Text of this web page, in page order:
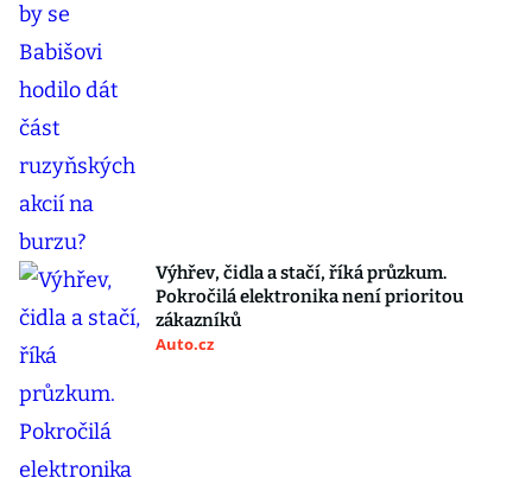
Výhřev, čidla a stačí, říká průzkum.
Pokročilá elektronika není prioritou
zákazníků
Auto.cz